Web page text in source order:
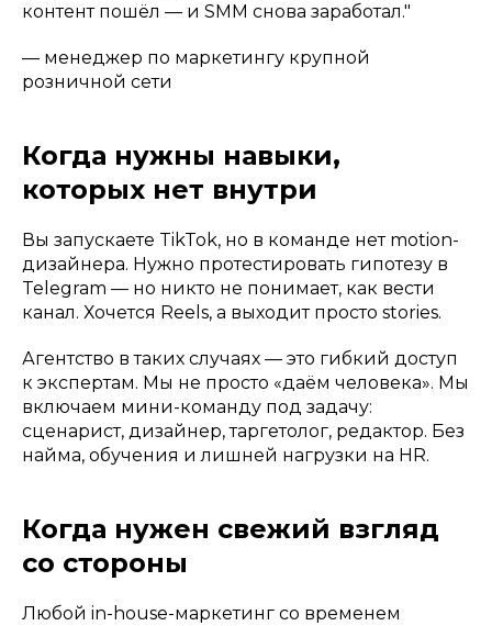
контент пошёл — и SMM снова заработал."
— менеджер по маркетингу крупной
розничной сети
Когда нужны навыки,
которых нет внутри
Вы запускаете TikTok, но в команде нет motion-
дизайнера. Нужно протестировать гипотезу в
Telegram — но никто не понимает, как вести
канал. Хочется Reels, а выходит просто stories.
Агентство в таких случаях — это гибкий доступ
к экспертам. Мы не просто «даём человека». Мы
включаем мини-команду под задачу:
сценарист, дизайнер, таргетолог, редактор. Без
найма, обучения и лишней нагрузки на HR.
Когда нужен свежий взгляд
со стороны
Любой in-house-маркетинг со временем